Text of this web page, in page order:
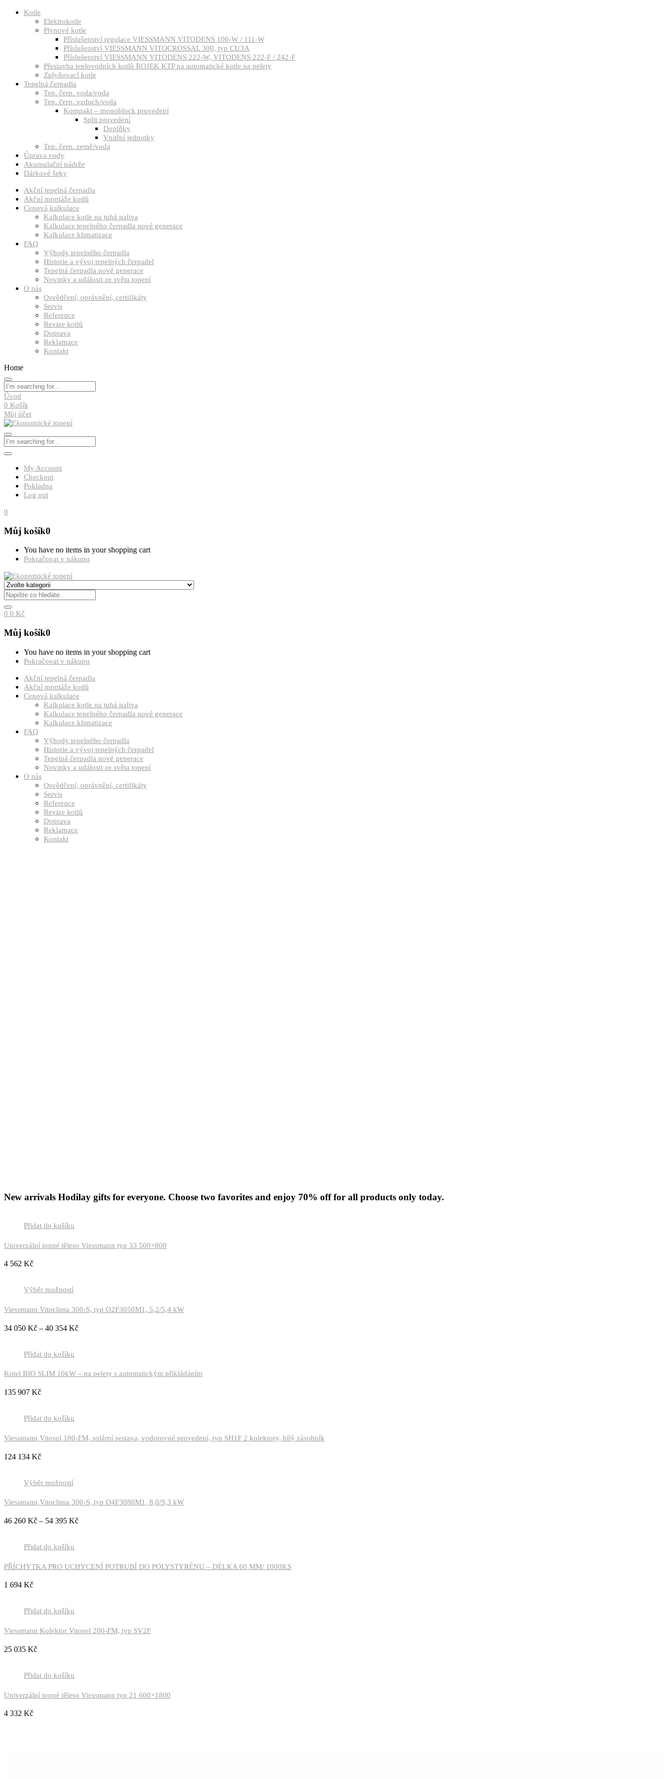
Kotle
Elektrokotle
Plynové kotle
Příslušenství regulace VIESSMANN VITODENS 100-W / 111-W
Příslušenství VIESSMANN VITOCROSSAL 300, typ CU3A
Příslušenství VIESSMANN VITODENS 222-W, VITODENS 222-F / 242-F
Přestavba teplovodních kotlů ROJEK KTP na automatické kotle na pelety
Zplyňovací kotle
Tepelná čerpadla
Tep. čerp. voda/voda
Tep. čerp. vzduch/voda
Kompakt – monoblock provedení
Split provedení
Doplňky
Vnitřní jednotky
Tep. čerp. země/voda
Úprava vody
Akumulační nádrže
Dárkové šeky
Akční tepelná čerpadla
Akční montáže kotlů
Cenová kalkulace
Kalkulace kotle na tuhá paliva
Kalkulace tepelného čerpadla nové generace
Kalkulace klimatizace
FAQ
Výhody tepelného čerpadla
Historie a vývoj tepelných čerpadel
Tepelná čerpadla nové generace
Novinky a události ze světa topení
O nás
Osvědčení, oprávnění, certifikáty
Servis
Reference
Revize kotlů
Doprava
Reklamace
Kontakt
Home
Úvod
0 Košík
Můj účet
My Account
Checkout
Pokladna
Log out
0
Můj košík0
You have no items in your shopping cart
Pokračovat v nákupu
0 0 Kč
Můj košík0
You have no items in your shopping cart
Pokračovat v nákupu
Akční tepelná čerpadla
Akční montáže kotlů
Cenová kalkulace
Kalkulace kotle na tuhá paliva
Kalkulace tepelného čerpadla nové generace
Kalkulace klimatizace
FAQ
Výhody tepelného čerpadla
Historie a vývoj tepelných čerpadel
Tepelná čerpadla nové generace
Novinky a události ze světa topení
O nás
Osvědčení, oprávnění, certifikáty
Servis
Reference
Revize kotlů
Doprava
Reklamace
Kontakt
New arrivals Hodilay gifts for everyone. Choose two favorites and enjoy 70% off for all products only today.
Přidat do košíku
Univerzální topné těleso Viessmann typ 33 500×800
4 562 Kč
Výběr možností
Viessmann Vitoclima 300-S, typ O2F3050M1, 5,2/5,4 kW
34 050 Kč – 40 354 Kč
Přidat do košíku
Kotel BIO SLIM 10kW – na pelety s automatickým přikládáním
135 907 Kč
Přidat do košíku
Viessmann Vitosol 100-FM, solární sestava, vodorovné provedení, typ SH1F 2 kolektory, bílý zásobník
124 134 Kč
Výběr možností
Viessmann Vitoclima 300-S, typ O4F3080M1, 8,0/9,3 kW
46 260 Kč – 54 395 Kč
Přidat do košíku
PŘÍCHYTKA PRO UCHYCENÍ POTRUBÍ DO POLYSTYRÉNU – DÉLKA 60 MM/ 1000KS
1 694 Kč
Přidat do košíku
Viessmann Kolektor Vitosol 200-FM, typ SV2F
25 035 Kč
Přidat do košíku
Univerzální topné těleso Viessmann typ 21 600×1800
4 332 Kč